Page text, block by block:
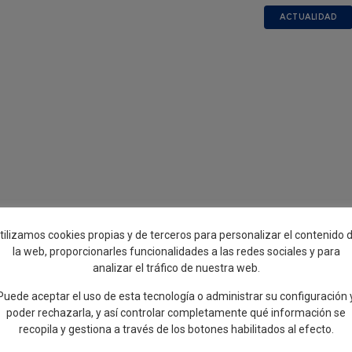
ACTUALIDAD
de los Investigadores e Investigadoras
oportunidad perfecta para pasar una tarde divertida y educativa en
cookies propias y de terceros para personalizar el contenido
la web, proporcionarles funcionalidades a las redes sociales y para
analizar el tráfico de nuestra web.
aceptar el uso de esta tecnología o administrar su configuración
poder rechazarla, y así controlar completamente qué información se
recopila y gestiona a través de los botones habilitados al efecto.